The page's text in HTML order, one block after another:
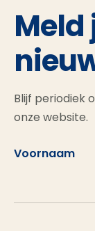
Meld
Blijf periodiek
onze website.
Voornaam